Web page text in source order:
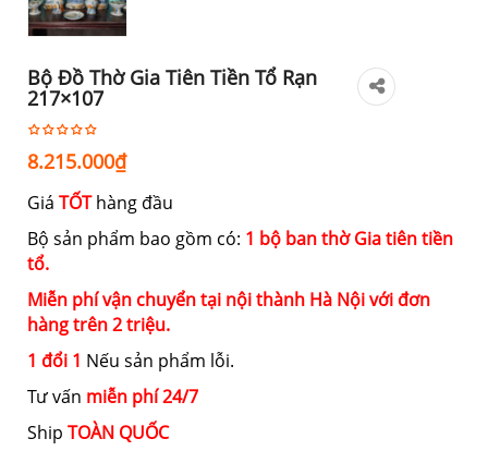
Bộ Đồ Thờ Gia Tiên Tiền Tổ Rạn
217×107
8.215.000₫
Giá TỐThàng đầu
Bộ sản phẩm bao gồm có: 1 bộ ban thờ Gia tiên tiền
tổ.
Miễn phí vận chuyển tại nội thành Hà Nội với đơn
hàng trên 2 triệu.
1 đổi 1 Nếu sản phẩm lỗi.
Tư vấn miễn phí 24/7
Ship TOÀN QUỐC